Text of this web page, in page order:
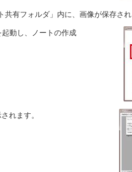
有フォルダ」内に、画像が保存され
動し、ノートの作成
れます。